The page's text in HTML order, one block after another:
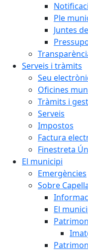
Ple
Juntes
Serveis i tràmits
Seu
Oficines
Tràmits i
Serveis
Impostos
Factura
Finestreta
El municipi
Emergències
Sobre
El